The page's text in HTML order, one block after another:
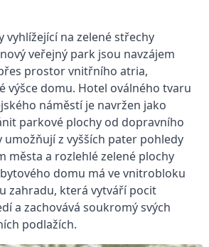
vyhlížející na zelené střechy
veřejný park jsou navzájem
prostor vnitřního atria,
výšce domu. Hotel oválného tvaru
náměstí je navržen jako
parkové plochy od dopravního
umožňují z vyšších pater pohledy
města a rozlehlé zelené plochy
domu má ve vnitrobloku
zahradu, která vytváří pocit
a zachovává soukromý svých
podlažích.